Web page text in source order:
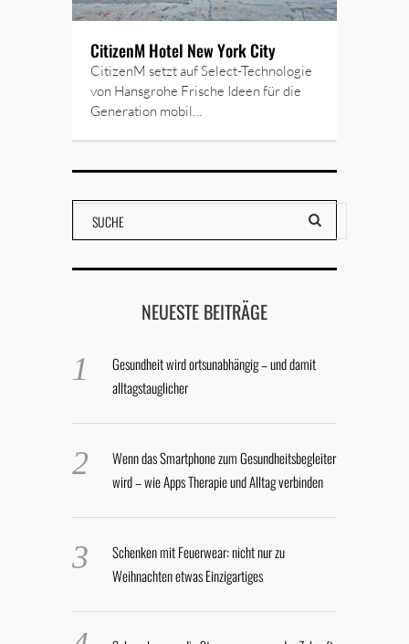
CitizenM Hotel New York City
CitizenM setzt auf Select-Technologie
von Hansgrohe Frische Ideen für die
Generation mobil…
NEUESTE BEITRÄGE
Gesundheit wird ortsunabhängig – und damit
alltagstauglicher
Wenn das Smartphone zum Gesundheitsbegleiter
wird – wie Apps Therapie und Alltag verbinden
Schenken mit Feuerwear: nicht nur zu
Weihnachten etwas Einzigartiges